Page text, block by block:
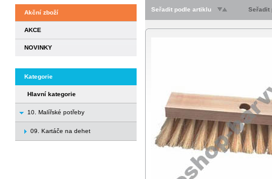
Akční zboží
AKCE
NOVINKY
Kategorie
Hlavní kategorie
10. Malířské potřeby
09. Kartáče na dehet
Seřadit podle artiklu Seřadit